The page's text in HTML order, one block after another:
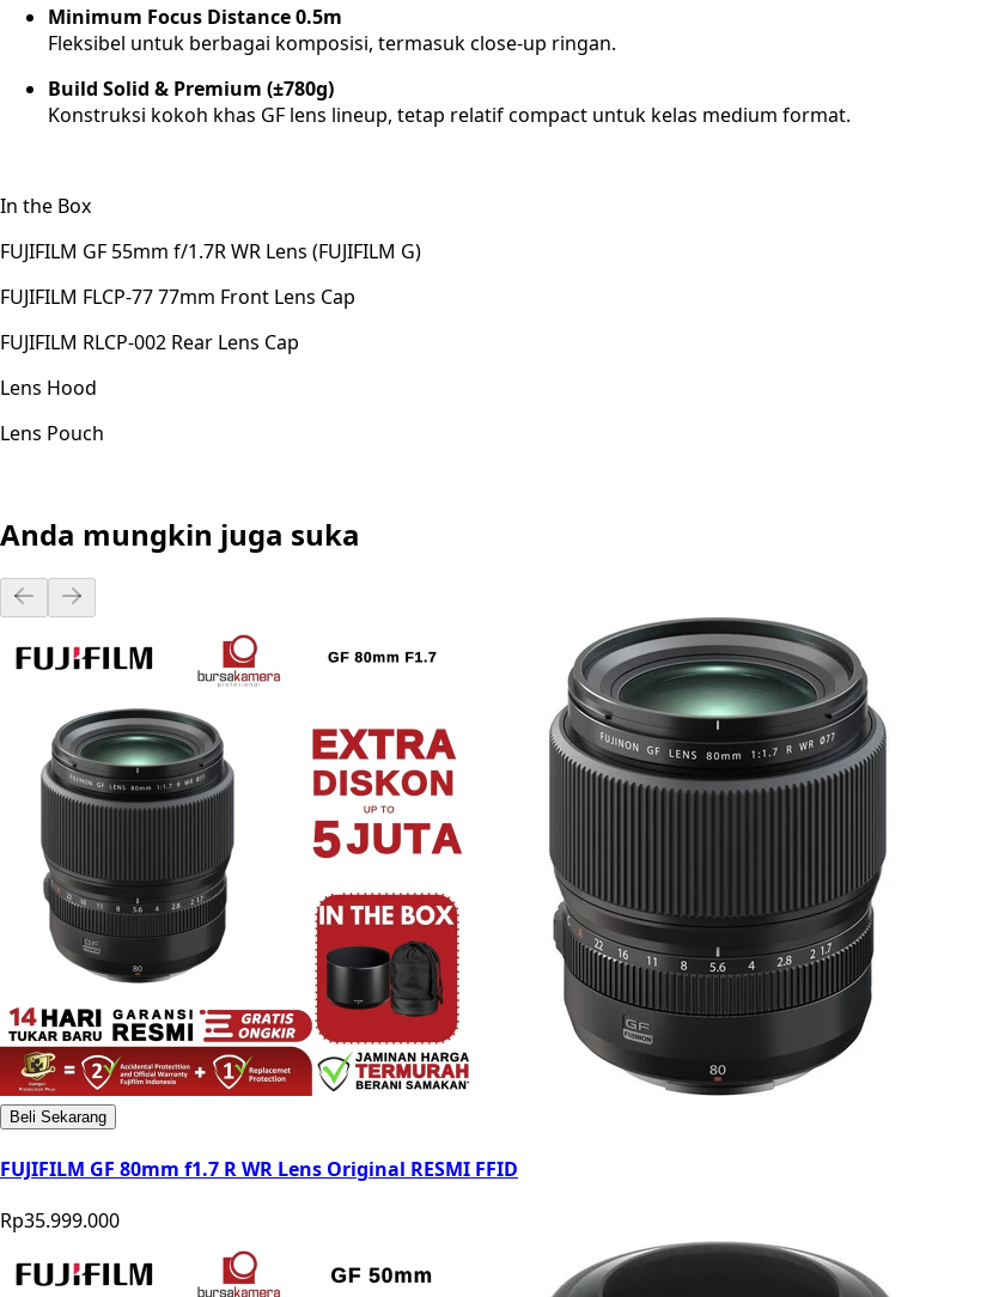
Minimum Focus Distance 0.5m
Fleksibel untuk berbagai komposisi, termasuk close-up ringan.
Build Solid & Premium (±780g)
Konstruksi kokoh khas GF lens lineup, tetap relatif compact untuk kelas medium format.
In the Box
FUJIFILM GF 55mm f/1.7R WR Lens (FUJIFILM G)
FUJIFILM FLCP-77 77mm Front Lens Cap
FUJIFILM RLCP-002 Rear Lens Cap
Lens Hood
Lens Pouch
Anda mungkin juga suka
Beli Sekarang
FUJIFILM GF 80mm f1.7 R WR Lens Original RESMI FFID
Rp35.999.000